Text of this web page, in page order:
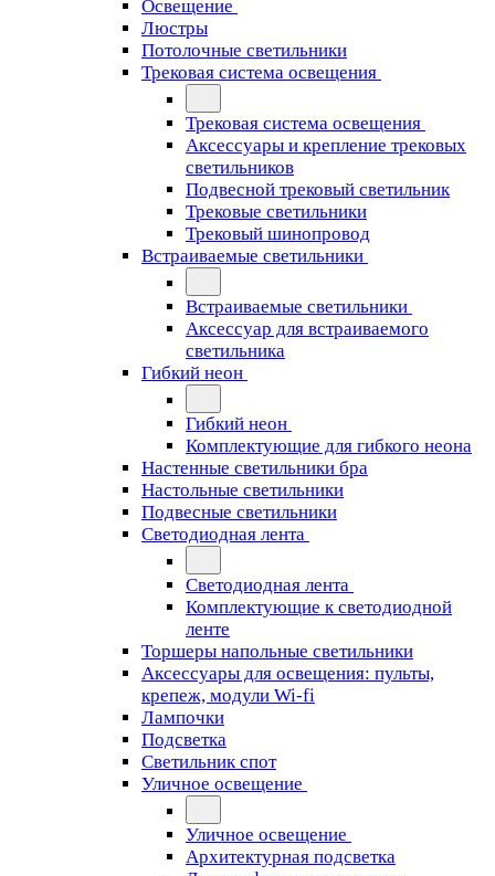
Освещение
Люстры
Потолочные светильники
Трековая система освещения
Трековая система освещения
Аксессуары и крепление трековых
светильников
Подвесной трековый светильник
Трековые светильники
Трековый шинопровод
Встраиваемые светильники
Встраиваемые светильники
Аксессуар для встраиваемого
светильника
Гибкий неон
Гибкий неон
Комплектующие для гибкого неона
Настенные светильники бра
Настольные светильники
Подвесные светильники
Светодиодная лента
Светодиодная лента
Комплектующие к светодиодной
ленте
Торшеры напольные светильники
Аксессуары для освещения: пульты,
крепеж, модули Wi-fi
Лампочки
Подсветка
Светильник спот
Уличное освещение
Уличное освещение
Архитектурная подсветка